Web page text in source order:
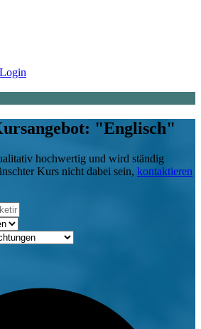
"Englisch"
hochwertig und wird ständig
Kurs nicht dabei sein, kontaktieren